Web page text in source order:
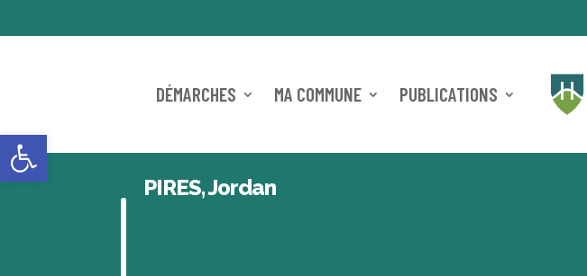
Ouvrir la barre d’outils
DÉMARCHES MA COMMUNE PUBLICATIONS
PIRES, Jordan